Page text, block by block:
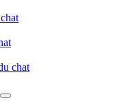
chat